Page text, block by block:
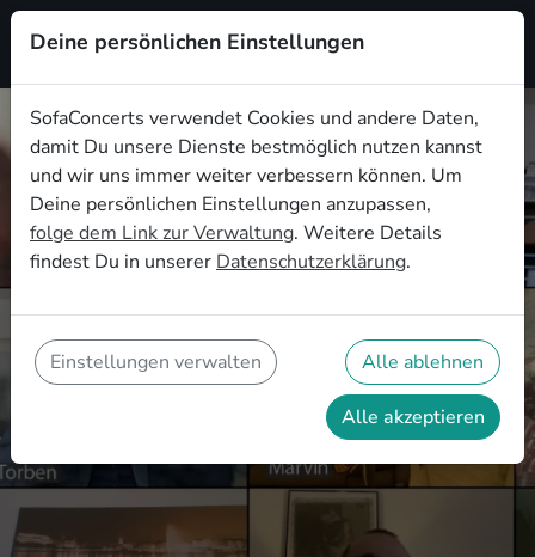
Registrieren
Deine persönlichen Einstellungen
SofaConcerts verwendet Cookies und andere Daten,
damit Du unsere Dienste bestmöglich nutzen kannst
und wir uns immer weiter verbessern können. Um
Deine persönlichen Einstellungen anzupassen,
folge dem Link zur Verwaltung. Weitere Details
findest Du in unserer Datenschutzerklärung.
Einstellungen verwalten Alle ablehnen
Alle akzeptieren
Die 5 besten Online
virtuelles Teamevent
Besondere musikalische Teambuilding-
Ideen